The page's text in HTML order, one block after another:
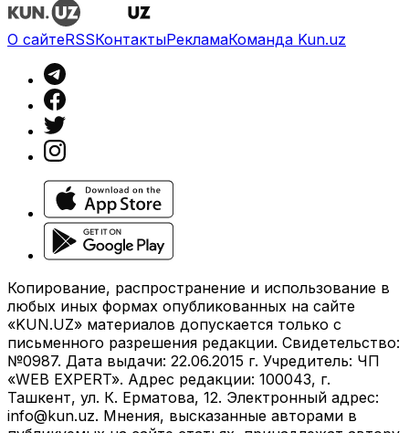
О сайтеRSSКонтактыРекламаКоманда Kun.uz
Копирование, распространение и использование в
любых иных формах опубликованных на сайте
«KUN.UZ» материалов допускается только с
письменного разрешения редакции. Свидетельство:
№0987. Дата выдачи: 22.06.2015 г. Учредитель: ЧП
«WEB EXPERT». Адрес редакции: 100043, г.
Ташкент, ул. К. Ерматова, 12. Электронный адрес:
info@kun.uz. Мнения, высказанные авторами в